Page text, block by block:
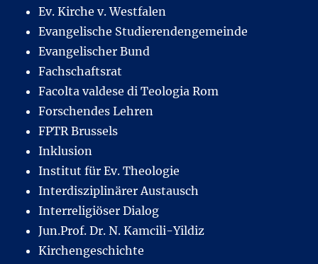
Ev. Kirche v. Westfalen
Evangelische Studierendengemeinde
Evangelischer Bund
Fachschaftsrat
Facolta valdese di Teologia Rom
Forschendes Lehren
FPTR Brussels
Inklusion
Institut für Ev. Theologie
Interdisziplinärer Austausch
Interreligiöser Dialog
Jun.Prof. Dr. N. Kamcili-Yildiz
Kirchengeschichte